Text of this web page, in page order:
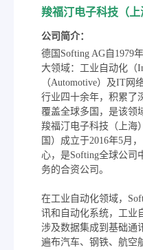
羧福汀电子科技（上
公司简介：
德国Softing AG自1979
大领域：工业自动化（
（Automotive）及IT网
行业四十余年，积累了
覆盖全球多国，是该领
羧福汀电子科技（上海
国）成立于2016年5月
心，是Softing全球公司
务的合资公司。
在工业自动化领域，
讯和自动化系统，工业
涉及数据集成到基础通
遍布汽车、钢铁、航空